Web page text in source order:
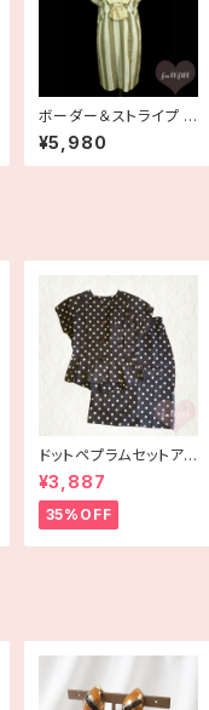
ボーダー＆ストライプ コ
ットンリネン フレンチス
リーブワンピース 古着
¥5,980
ドットペプラムセットアッ
プ 古着
¥3,887
35%OFF